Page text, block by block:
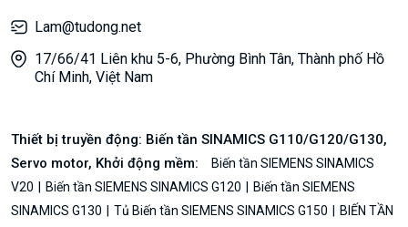
Lam@tudong.net
17/66/41 Liên khu 5-6, Phường Bình Tân, Thành phố Hồ
Chí Minh, Việt Nam
Thiết bị truyền động: Biến tần SINAMICS G110/G120/G130,
Servo motor, Khởi động mềm:
Biến tần SIEMENS SINAMICS
V20
Biến tần SIEMENS SINAMICS G120
Biến tần SIEMENS
SINAMICS G130
Tủ Biến tần SIEMENS SINAMICS G150 BIẾN TẦN